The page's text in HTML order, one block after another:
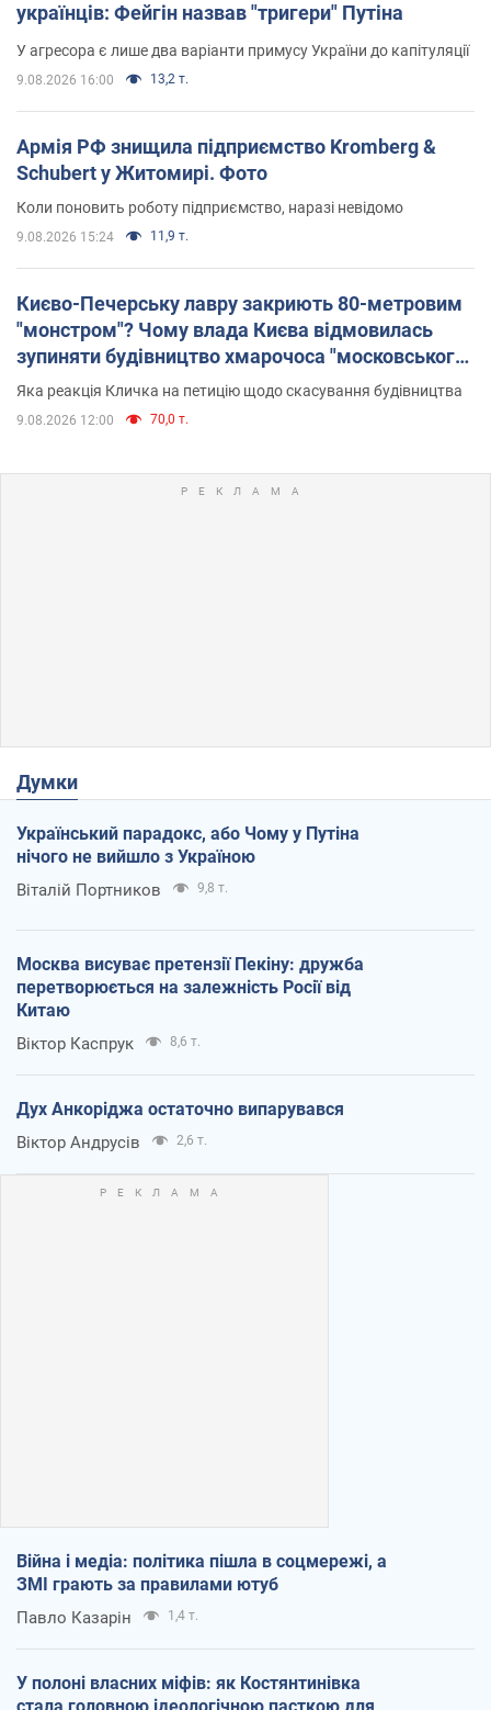
українців: Фейгін назвав "тригери" Путіна
У агресора є лише два варіанти примусу України до капітуляції
9.08.2026 16:00 13,2 т.
Армія РФ знищила підприємство Kromberg &
Schubert у Житомирі. Фото
Коли поновить роботу підприємство, наразі невідомо
9.08.2026 15:24 11,9 т.
Києво-Печерську лавру закриють 80-метровим
"монстром"? Чому влада Києва відмовилась
зупиняти будівництво хмарочоса "московського
вірянина"
Яка реакція Кличка на петицію щодо скасування будівництва
9.08.2026 12:00 70,0 т.
Думки
Український парадокс, або Чому у Путіна
нічого не вийшло з Україною
Віталій Портников 9,8 т.
Москва висуває претензії Пекіну: дружба
перетворюється на залежність Росії від
Китаю
Віктор Каспрук 8,6 т.
Дух Анкоріджа остаточно випарувався
Віктор Андрусів 2,6 т.
Війна і медіа: політика пішла в соцмережі, а
ЗМІ грають за правилами ютуб
Павло Казарін 1,4 т.
У полоні власних міфів: як Костянтинівка